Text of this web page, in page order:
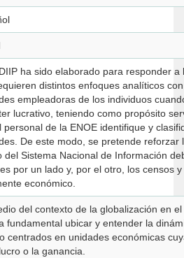
ha sido elaborado para responder
distintos enfoques analíticos
empleadoras de los individuos
lucrativo, teniendo como propósito
personal de la ENOE identifique y
De este modo, se pretende
del Sistema Nacional de Información
por un lado y, por el otro, los censos
económico.
del contexto de la globalización en
fundamental ubicar y entender la
centrados en unidades económicas
o la ganancia.